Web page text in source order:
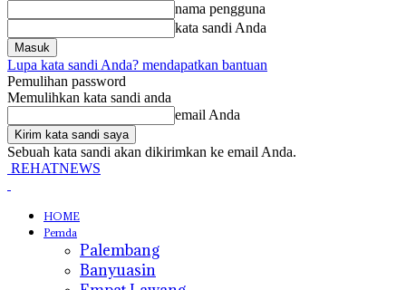
nama pengguna
kata sandi Anda
Lupa kata sandi Anda? mendapatkan bantuan
Pemulihan password
Memulihkan kata sandi anda
email Anda
Sebuah kata sandi akan dikirimkan ke email Anda.
REHATNEWS
HOME
Pemda
Palembang
Banyuasin